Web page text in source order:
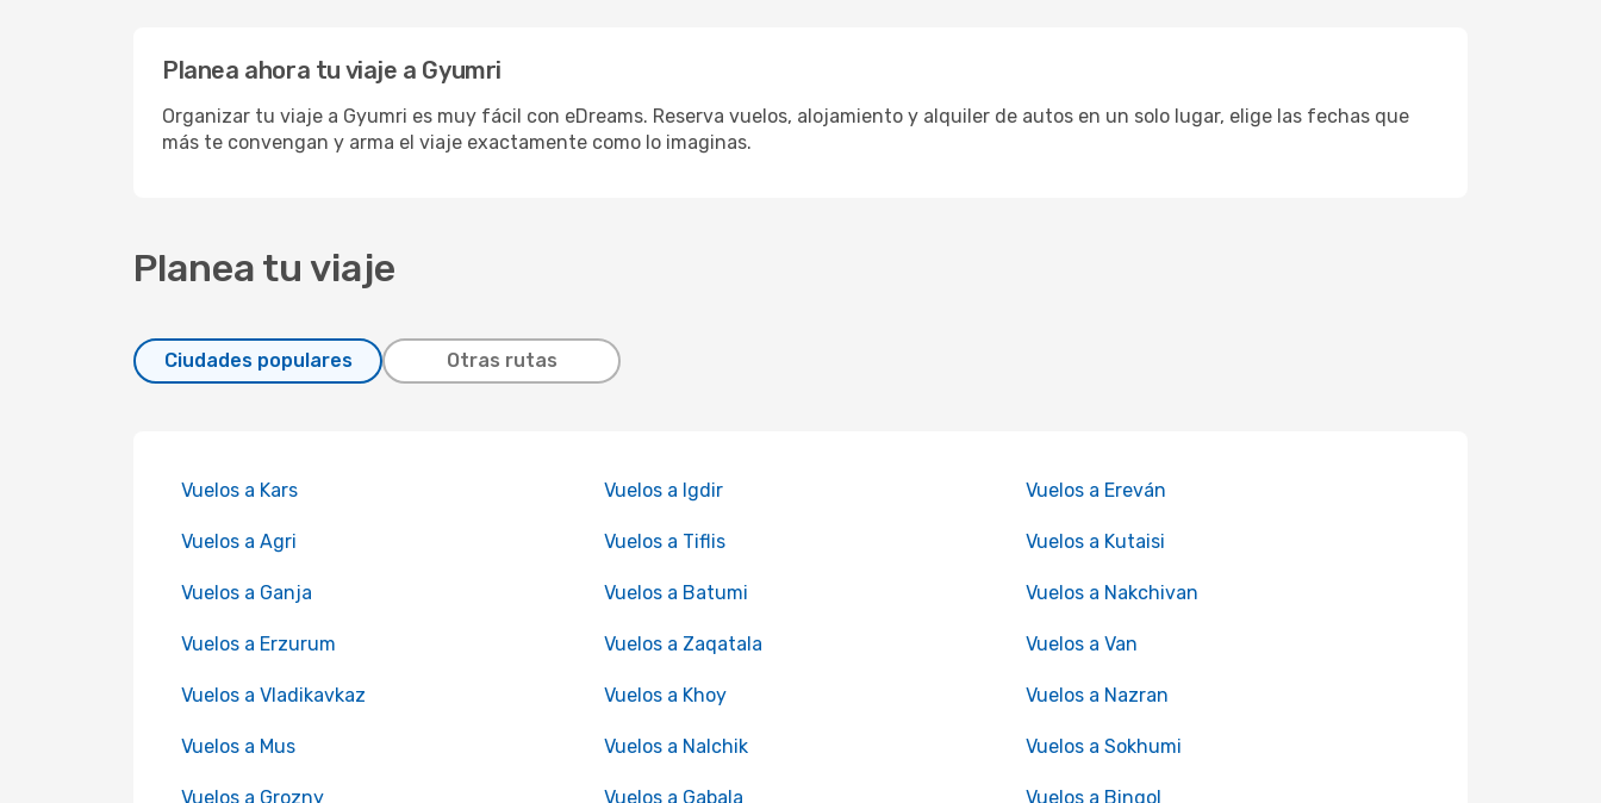
Planea ahora tu viaje a Gyumri
Organizar tu viaje a Gyumri es muy fácil con eDreams. Reserva vuelos, alojamiento y alquiler de autos en un solo lugar, elige las fechas que
más te convengan y arma el viaje exactamente como lo imaginas.
Planea tu viaje
Ciudades populares Otras rutas
Vuelos a Kars Vuelos a Igdir Vuelos a Ereván
Vuelos a Agri Vuelos a Tiflis Vuelos a Kutaisi
Vuelos a Ganja Vuelos a Batumi Vuelos a Nakchivan
Vuelos a Erzurum Vuelos a Zaqatala Vuelos a Van
Vuelos a Vladikavkaz Vuelos a Khoy Vuelos a Nazran
Vuelos a Mus Vuelos a Nalchik Vuelos a Sokhumi
Vuelos a Grozny Vuelos a Gabala Vuelos a Bingol